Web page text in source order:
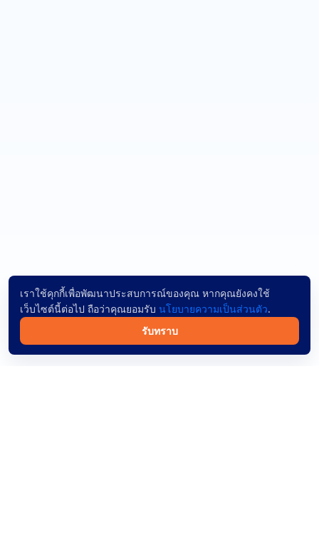
เราใช้คุกกี้เพื่อพัฒนาประสบการณ์ของคุณ หากคุณยังคงใช้
เว็บไซต์นี้ต่อไป ถือว่าคุณยอมรับ นโยบายความเป็นส่วนตัว.
รับทราบ